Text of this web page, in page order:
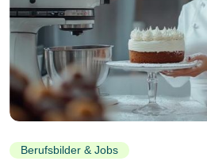
Berufsbilder & Jobs